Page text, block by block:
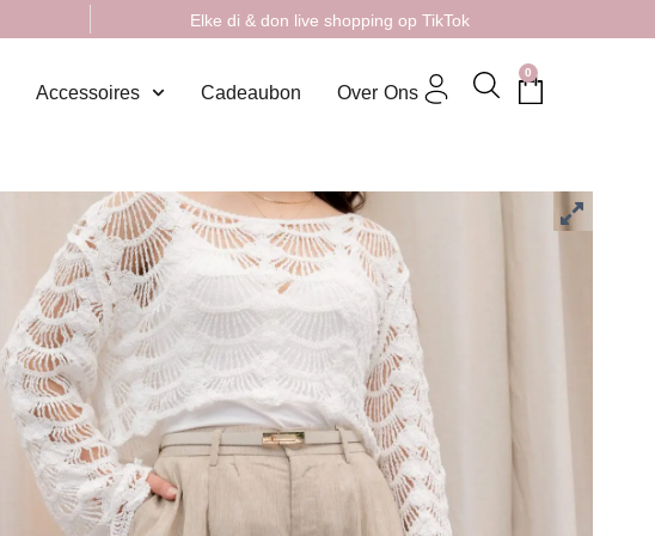
Elke di & don live shopping op TikTok
Accessoires Cadeaubon Over Ons
0